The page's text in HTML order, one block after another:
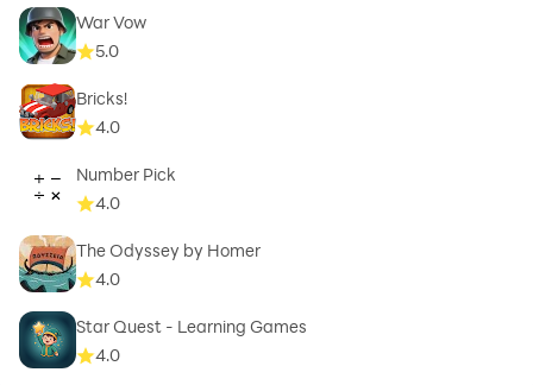
War Vow
5.0
Bricks!
4.0
Number Pick
4.0
The Odyssey by Homer
4.0
Star Quest - Learning Games
4.0